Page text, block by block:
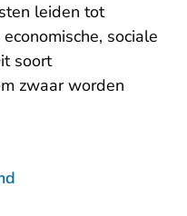
leiden tot
sociale
soort
zwaar worden